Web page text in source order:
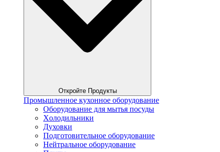
Откройте Продукты
Промышленное кухонное оборудование
Оборудование для мытья посуды
Xолодильники
Духовки
Подготовительное оборудование
Нейтральное оборудование